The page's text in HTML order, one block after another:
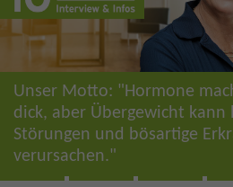
Unser Motto: "Hormone
dick, aber Übergewicht kann
Störungen und bösartige
verursachen."